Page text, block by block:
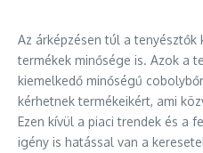
Az árképzésen túl a
termékek minősége is. Azok a
kiemelkedő minőségű
kérhetnek termékeikért, ami
Ezen kívül a piaci trendek és a
igény is hatással van a